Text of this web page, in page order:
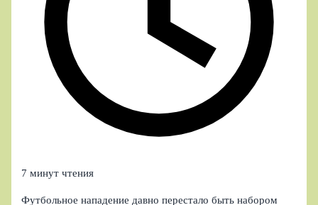
7 минут чтения
Футбольное нападение давно перестало быть набором